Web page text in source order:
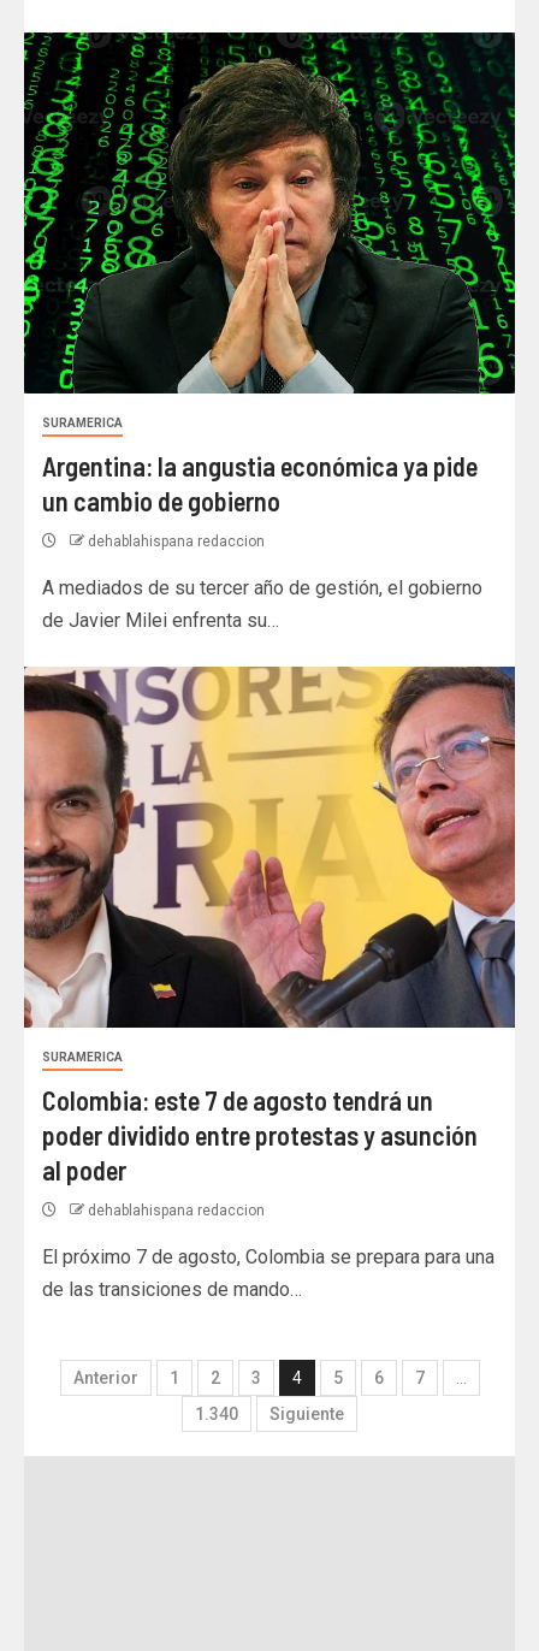
SURAMERICA
Argentina: la angustia económica ya pide
un cambio de gobierno
dehablahispana redaccion
A mediados de su tercer año de gestión, el gobierno
de Javier Milei enfrenta su…
SURAMERICA
Colombia: este 7 de agosto tendrá un
poder dividido entre protestas y asunción
al poder
dehablahispana redaccion
El próximo 7 de agosto, Colombia se prepara para una
de las transiciones de mando…
Anterior 1 2 3 4 5 6 7
1.340
Siguiente